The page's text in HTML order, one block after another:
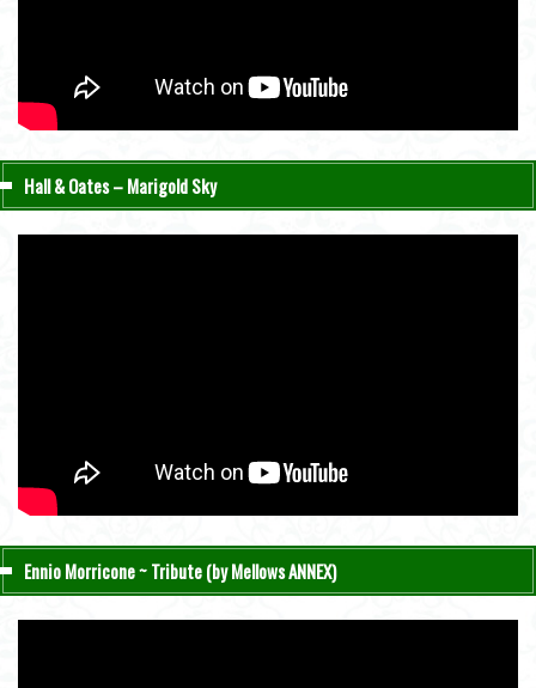
Hall & Oates – Marigold Sky
Ennio Morricone ~ Tribute (by Mellows ANNEX)